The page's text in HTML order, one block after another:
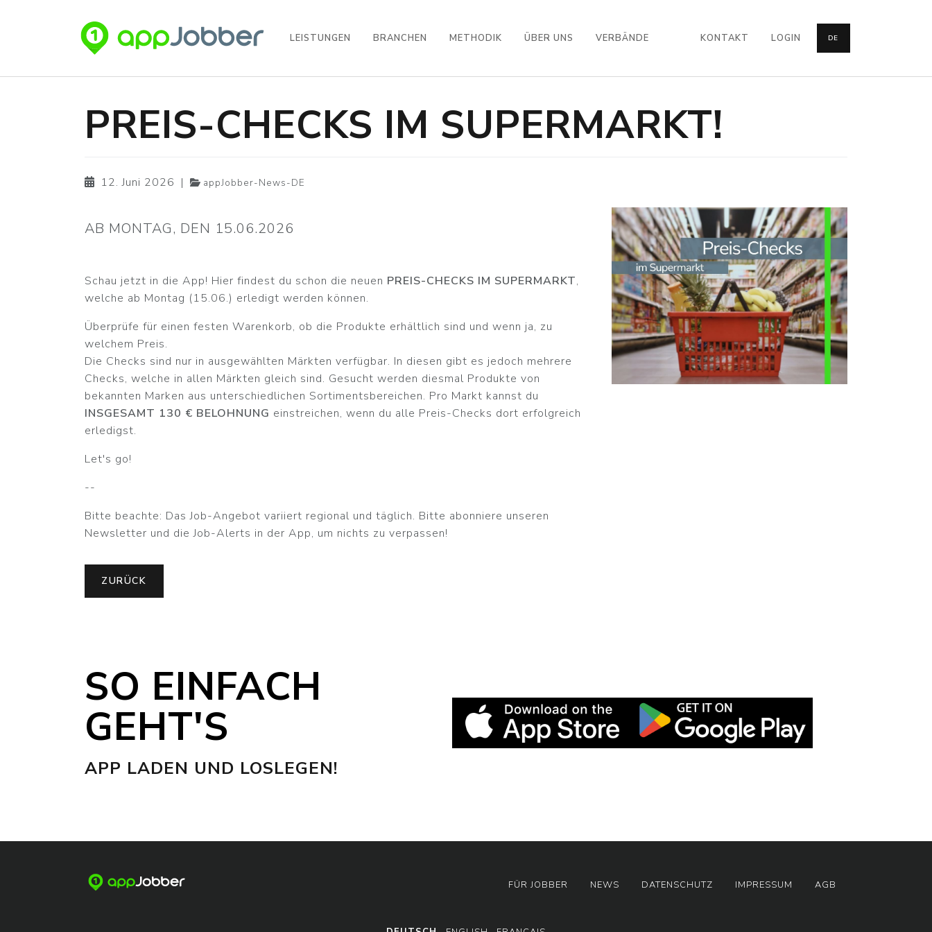
LEISTUNGEN BRANCHEN METHODIK ÜBER UNS VERBÄNDE KONTAKT LOGIN DE
PREIS-CHECKS IM SUPERMARKT!
12. Juni 2026 | appJobber-News-DE
AB MONTAG, DEN 15.06.2026
Schau jetzt in die App! Hier findest du schon die neuen PREIS-CHECKS IM SUPERMARKT,
welche ab Montag (15.06.) erledigt werden können.
Überprüfe für einen festen Warenkorb, ob die Produkte erhältlich sind und wenn ja, zu
welchem Preis.
Die Checks sind nur in ausgewählten Märkten verfügbar. In diesen gibt es jedoch mehrere
Checks, welche in allen Märkten gleich sind. Gesucht werden diesmal Produkte von
bekannten Marken aus unterschiedlichen Sortimentsbereichen. Pro Markt kannst du
INSGESAMT 130 € BELOHNUNG einstreichen, wenn du alle Preis-Checks dort erfolgreich
erledigst.
Let's go!
--
Bitte beachte: Das Job-Angebot variiert regional und täglich. Bitte abonniere unseren
Newsletter und die Job-Alerts in der App, um nichts zu verpassen!
ZURÜCK
SO EINFACH
GEHT'S
APP LADEN UND LOSLEGEN!
FÜR JOBBER NEWS DATENSCHUTZ IMPRESSUM AGB